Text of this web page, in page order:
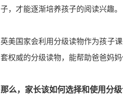
子，才能逐渐培养孩子的阅读兴趣。
英美国家会利用分级读物作为孩子
套权威的分级读物，能帮助爸爸妈
那么，家长该如何选择和使用分